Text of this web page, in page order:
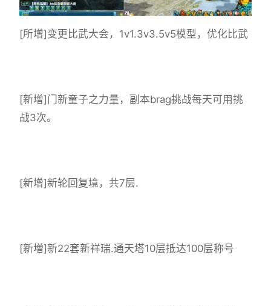
[所增]变更比武大会，1v1.3v3.5v5模型，优化比武
[新增]门新童子之力量，副本brag挑战每天可用挑
战3次。
[新增]新轮回复境，共7层.
[新増]新22套新祥瑞.通天塔10层抵达100层称号